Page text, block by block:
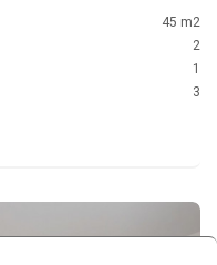
45 m2
2
1
3